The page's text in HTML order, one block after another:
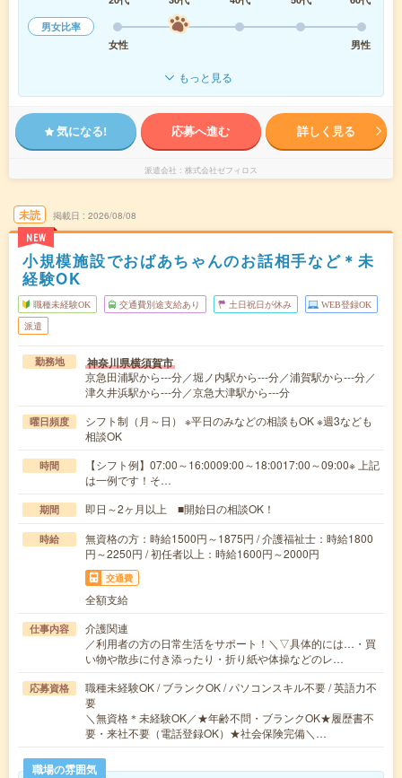
男女比率
女性
男性
もっと見る
気になる! 応募へ進む 詳しく見る
派遣会社 株式会社ゼフィロス
未読
NEW
掲載日 2026/08/08
小規模施設でおばあちゃんのお話相手など＊未
経験OK
職種未経験OK 交通費別途支給あり 土日祝日が休み WEB登録OK
派遣
勤務地 神奈川県横須賀市
京急田浦駅から---分／堀ノ内駅から---分／浦賀駅から---分／
津久井浜駅から---分／京急大津駅から---分
曜日頻度
シフト制（月～日） ※平日のみなどの相談もOK ※週3なども
相談OK
時間
【シフト例】07:00～16:0009:00～18:0017:00～09:00※ 上記
は一例です！そ…
期間 即日～2ヶ月以上 ■開始日の相談OK！
時給
無資格の方：時給1500円～1875円 / 介護福祉士：時給1800
円～2250円 / 初任者以上：時給1600円～2000円
交通費
全額支給
仕事内容
介護関連
／利用者の方の日常生活をサポート！＼▽具体的には…・買
い物や散歩に付き添ったり・折り紙や体操などのレ…
応募資格
職種未経験OK / ブランクOK / パソコンスキル不要 / 英語力不
要
＼無資格＊未経験OK／★年齢不問・ブランクOK★履歴書不
要・来社不要（電話登録OK）★社会保険完備＼…
職場の雰囲気